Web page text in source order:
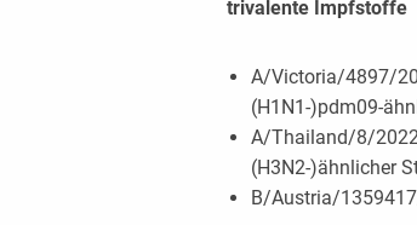
trivalente Impfstoffe
A/Victoria/4897/
(H1N1-)pdm09-
A/Thailand/8/
(H3N2-)ähnlicher
B/Austria/